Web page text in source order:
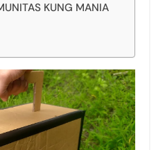
KUNG MANIA